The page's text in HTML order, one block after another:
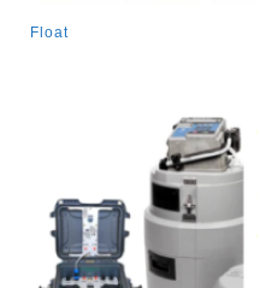
Float